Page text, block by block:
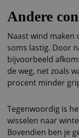
Andere
Naast wind maken
soms lastig. Door
bijvoorbeeld
de weg, net zoals
procent minder
Tegenwoordig is
wisselen naar
Bovendien ben je